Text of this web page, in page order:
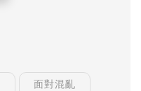
面對混亂